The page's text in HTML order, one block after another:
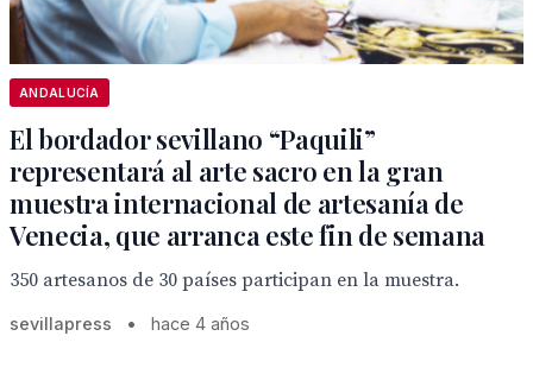
ANDALUCÍA
El bordador sevillano “Paquili”
representará al arte sacro en la gran
muestra internacional de artesanía de
Venecia, que arranca este fin de semana
350 artesanos de 30 países participan en la muestra.
sevillapress • hace 4 años